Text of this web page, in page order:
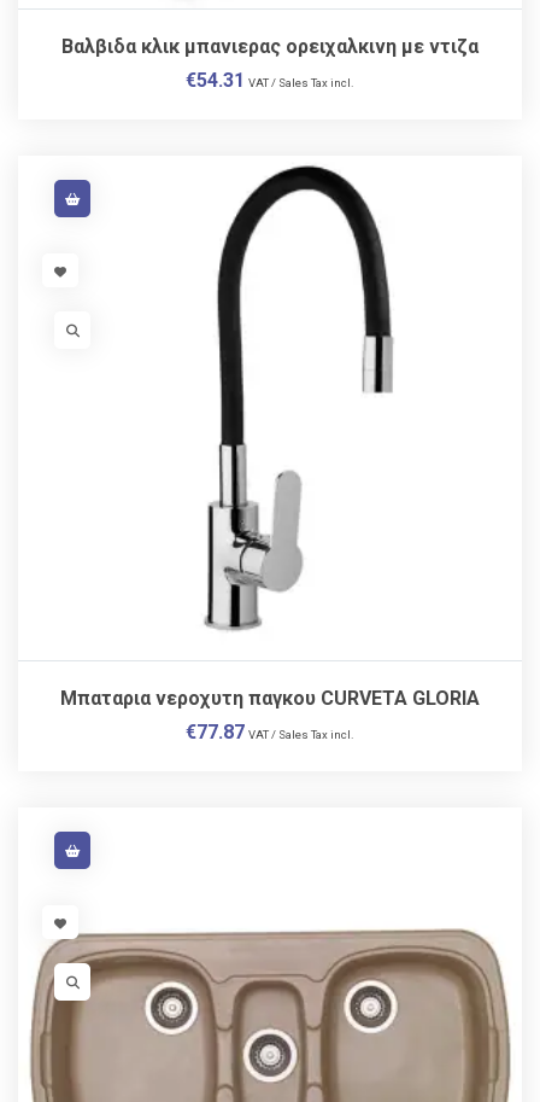
Βαλβιδα κλικ μπανιερας ορειχαλκινη με ντιζα
€54.31 VAT / Sales Tax incl.
VISIT LINK
VISIT LINK
Μπαταρια νεροχυτη παγκου CURVETA GLORIA
€77.87 VAT / Sales Tax incl.
VISIT LINK
VISIT LINK